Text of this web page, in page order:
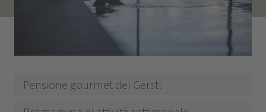
Pensione gourmet del Gerstl